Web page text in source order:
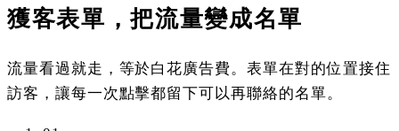
獲客表單，把流量變成名單
流量看過就走，等於白花廣告費。表單在對的位置接住
訪客，讓每一次點擊都留下可以再聯絡的名單。